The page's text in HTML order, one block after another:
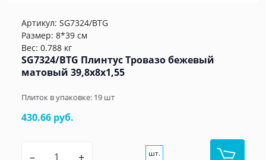
Артикул: SG7324/BTG
Размер: 8*39 см
Вес: 0.788 кг
SG7324/BTG Плинтус Тровазо бежевый
матовый 39,8x8x1,55
Плиток в упаковке: 19 шт
430.66 руб.
– + шт.